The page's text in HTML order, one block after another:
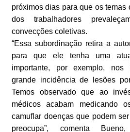
próximos dias para que os temas
dos trabalhadores
convecções coletivas.
“Essa subordinação retira a
para que ele tenha uma
importante, por exemplo, nos
grande incidência de lesões
Temos observado que ao
médicos acabam medicando
camuflar doenças que podem
preocupa”, comenta